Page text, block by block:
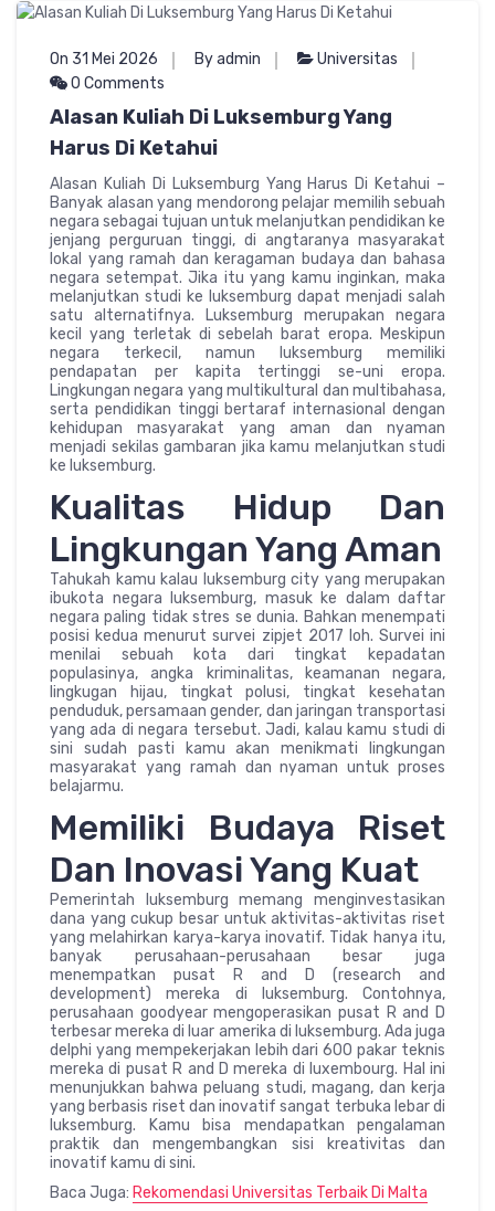
On 31 Mei 2026 By admin
Universitas
0 Comments
Alasan Kuliah Di Luksemburg Yang
Harus Di Ketahui
Alasan Kuliah Di Luksemburg Yang Harus Di Ketahui –
Banyak alasan yang mendorong pelajar memilih sebuah
negara sebagai tujuan untuk melanjutkan pendidikan ke
jenjang perguruan tinggi, di angtaranya masyarakat
lokal yang ramah dan keragaman budaya dan bahasa
negara setempat. Jika itu yang kamu inginkan, maka
melanjutkan studi ke luksemburg dapat menjadi salah
satu alternatifnya. Luksemburg merupakan negara
kecil yang terletak di sebelah barat eropa. Meskipun
negara terkecil, namun luksemburg memiliki
pendapatan per kapita tertinggi se-uni eropa.
Lingkungan negara yang multikultural dan multibahasa,
serta pendidikan tinggi bertaraf internasional dengan
kehidupan masyarakat yang aman dan nyaman
menjadi sekilas gambaran jika kamu melanjutkan studi
ke luksemburg.
Kualitas Hidup Dan
Lingkungan Yang Aman
Tahukah kamu kalau luksemburg city yang merupakan
ibukota negara luksemburg, masuk ke dalam daftar
negara paling tidak stres se dunia. Bahkan menempati
posisi kedua menurut survei zipjet 2017 loh. Survei ini
menilai sebuah kota dari tingkat kepadatan
populasinya, angka kriminalitas, keamanan negara,
lingkugan hijau, tingkat polusi, tingkat kesehatan
penduduk, persamaan gender, dan jaringan transportasi
yang ada di negara tersebut. Jadi, kalau kamu studi di
sini sudah pasti kamu akan menikmati lingkungan
masyarakat yang ramah dan nyaman untuk proses
belajarmu.
Memiliki Budaya Riset
Dan Inovasi Yang Kuat
Pemerintah luksemburg memang menginvestasikan
dana yang cukup besar untuk aktivitas-aktivitas riset
yang melahirkan karya-karya inovatif. Tidak hanya itu,
banyak perusahaan-perusahaan besar juga
menempatkan pusat R and D (research and
development) mereka di luksemburg. Contohnya,
perusahaan goodyear mengoperasikan pusat R and D
terbesar mereka di luar amerika di luksemburg. Ada juga
delphi yang mempekerjakan lebih dari 600 pakar teknis
mereka di pusat R and D mereka di luxembourg. Hal ini
menunjukkan bahwa peluang studi, magang, dan kerja
yang berbasis riset dan inovatif sangat terbuka lebar di
luksemburg. Kamu bisa mendapatkan pengalaman
praktik dan mengembangkan sisi kreativitas dan
inovatif kamu di sini.
Baca Juga: Rekomendasi Universitas Terbaik Di Malta